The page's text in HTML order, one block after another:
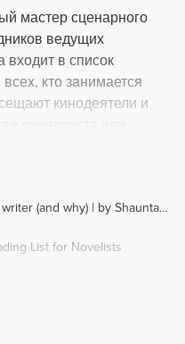
мастер сценарного
ведущих
входит в список
кто занимается
кинодеятели и
работе над такими
клуб",
кот мертв", "Шутник
истории - будь то
киносценарий -
или внешнее.
отделе
на практике
10 books that will make you a better writer (and why) | by Shaunta Grimes | Medium
List for Novelists